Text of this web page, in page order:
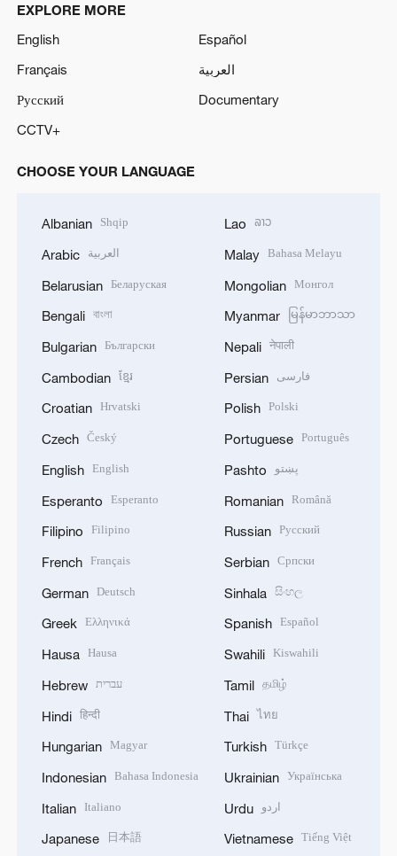
EXPLORE MORE
English
Español
Français
العربية
Русский
Documentary
CCTV+
CHOOSE YOUR LANGUAGE
Albanian Shqip
Arabic العربية
Belarusian Беларуская
Bengali বাংলা
Bulgarian Български
Cambodian ខ្មែរ
Croatian Hrvatski
Czech Český
English English
Esperanto Esperanto
Filipino Filipino
French Français
German Deutsch
Greek Ελληνικά
Hausa Hausa
Hebrew עברית
Hindi हिन्दी
Hungarian Magyar
Indonesian Bahasa Indonesia
Italian Italiano
Japanese 日本語
Lao ລາວ
Malay Bahasa Melayu
Mongolian Монгол
Myanmar မြန်မာဘာသာ
Nepali नेपाली
Persian فارسی
Polish Polski
Portuguese Português
Pashto پښتو
Romanian Română
Russian Русский
Serbian Српски
Sinhala සිංහල
Spanish Español
Swahili Kiswahili
Tamil தமிழ்
Thai ไทย
Turkish Türkçe
Ukrainian Українська
Urdu اردو
Vietnamese Tiếng Việt